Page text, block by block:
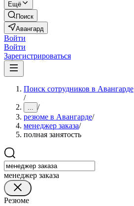
Ещё
Поиск
Авангард
Войти
Войти
Зарегистрироваться
Поиск сотрудников в Авангарде
/
... /
резюме в Авангарде/
менеджер заказа/
полная занятость
менеджер заказа
Резюме